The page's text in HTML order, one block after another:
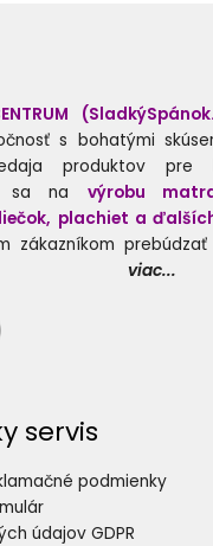
s bohatými
produktov pre
sa na výrobu
plachiet a
zákazníkom
viac...
servis
podmienky
údajov GDPR